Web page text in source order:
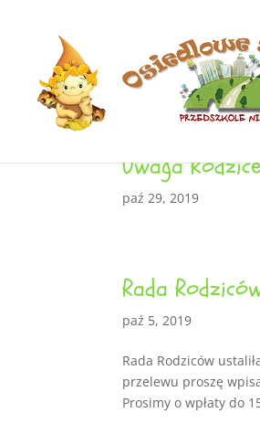
Uwaga
paź 29, 2019
Rada
paź 5, 2019
Rada Rodziców
przelewu proszę
Prosimy o wpłaty do